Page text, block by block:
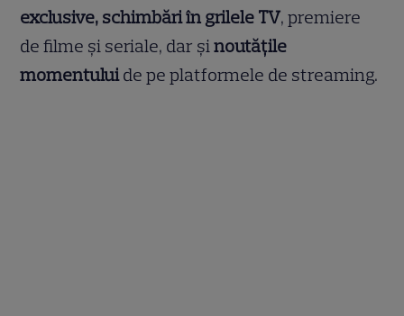
exclusive, schimbări în grilele TV, premiere
de filme și seriale, dar șinoutățile
momentuluide pe platformele de streaming.